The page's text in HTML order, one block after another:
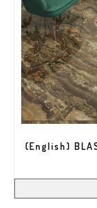
(English)